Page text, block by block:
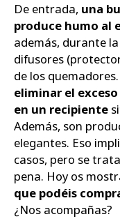
De entrada, una
produce humo al
además, durante
difusores
de los
eliminar el
en un recipiente
Además, son
elegantes. Eso
casos, pero se
pena. Hoy os
que podéis
¿Nos acompañas?